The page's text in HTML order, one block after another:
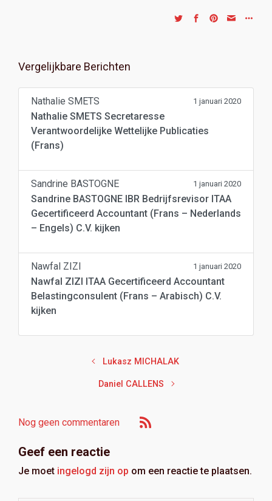
Vergelijkbare Berichten
Nathalie SMETS 1 januari 2020
Nathalie SMETS Secretaresse
Verantwoordelijke Wettelijke Publicaties
(Frans)
Sandrine BASTOGNE 1 januari 2020
Sandrine BASTOGNE IBR Bedrijfsrevisor ITAA
Gecertificeerd Accountant (Frans – Nederlands
– Engels) C.V. kijken
Nawfal ZIZI 1 januari 2020
Nawfal ZIZI ITAA Gecertificeerd Accountant
Belastingconsulent (Frans – Arabisch) C.V.
kijken
Lukasz MICHALAK
Daniel CALLENS
Nog geen commentaren
Geef een reactie
Je moet ingelogd zijn op om een reactie te plaatsen.